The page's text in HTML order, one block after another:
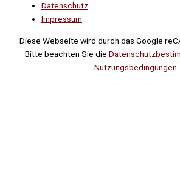
Datenschutz
Impressum
Diese Webseite wird durch das Google
Bitte beachten Sie die
Nutzungsbedingungen